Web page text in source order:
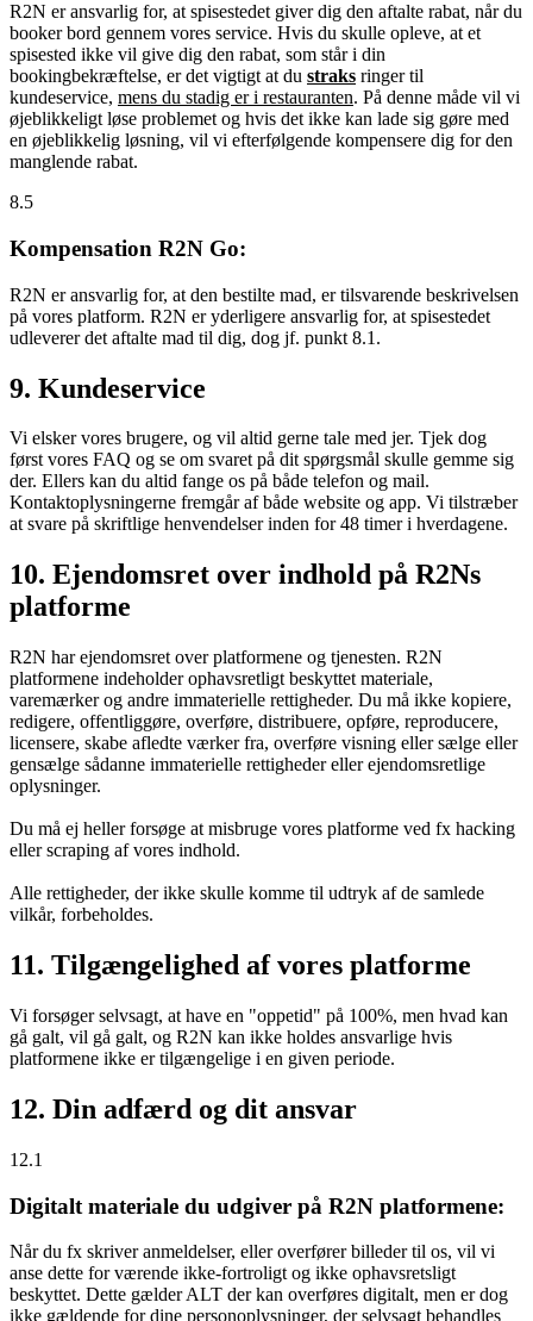
R2N er ansvarlig for, at spisestedet giver dig den aftalte rabat, når du
booker bord gennem vores service. Hvis du skulle opleve, at et
spisested ikke vil give dig den rabat, som står i din
bookingbekræftelse, er det vigtigt at du straks ringer til
kundeservice, mens du stadig er i restauranten. På denne måde vil vi
øjeblikkeligt løse problemet og hvis det ikke kan lade sig gøre med
en øjeblikkelig løsning, vil vi efterfølgende kompensere dig for den
manglende rabat.
8.5
Kompensation R2N Go:
R2N er ansvarlig for, at den bestilte mad, er tilsvarende beskrivelsen
på vores platform. R2N er yderligere ansvarlig for, at spisestedet
udleverer det aftalte mad til dig, dog jf. punkt 8.1.
9. Kundeservice
Vi elsker vores brugere, og vil altid gerne tale med jer. Tjek dog
først vores FAQ og se om svaret på dit spørgsmål skulle gemme sig
der. Ellers kan du altid fange os på både telefon og mail.
Kontaktoplysningerne fremgår af både website og app. Vi tilstræber
at svare på skriftlige henvendelser inden for 48 timer i hverdagene.
10. Ejendomsret over indhold på R2Ns
platforme
R2N har ejendomsret over platformene og tjenesten. R2N
platformene indeholder ophavsretligt beskyttet materiale,
varemærker og andre immaterielle rettigheder. Du må ikke kopiere,
redigere, offentliggøre, overføre, distribuere, opføre, reproducere,
licensere, skabe afledte værker fra, overføre visning eller sælge eller
gensælge sådanne immaterielle rettigheder eller ejendomsretlige
oplysninger.
Du må ej heller forsøge at misbruge vores platforme ved fx hacking
eller scraping af vores indhold.
Alle rettigheder, der ikke skulle komme til udtryk af de samlede
vilkår, forbeholdes.
11. Tilgængelighed af vores platforme
Vi forsøger selvsagt, at have en "oppetid" på 100%, men hvad kan
gå galt, vil gå galt, og R2N kan ikke holdes ansvarlige hvis
platformene ikke er tilgængelige i en given periode.
12. Din adfærd og dit ansvar
12.1
Digitalt materiale du udgiver på R2N platformene:
Når du fx skriver anmeldelser, eller overfører billeder til os, vil vi
anse dette for værende ikke-fortroligt og ikke ophavsretsligt
beskyttet. Dette gælder ALT der kan overføres digitalt, men er dog
ikke gældende for dine personoplysninger, der selvsagt behandles